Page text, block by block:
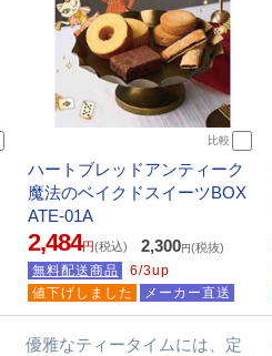
比較
ハートブレッドアンティーク
魔法のベイクドスイーツBOX
ATE-01A
2,484円(税込) 2,300円(税抜)
無料配送商品
6/3up
値下げしました
メーカー直送
優雅なティータイムには、定